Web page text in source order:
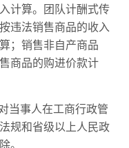
计算。团队计酬式传
违法销售商品的收入
；销售非自产商品
商品的购进价款计
当事人在工商行政管
规和省级以上人民政
。